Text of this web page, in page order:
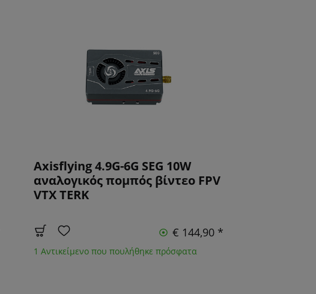
Axisflying 4.9G-6G SEG 10W
αναλογικός πομπός βίντεο FPV
VTX TERK
€ 144,90 *
1 Αντικείμενο που πουλήθηκε πρόσφατα